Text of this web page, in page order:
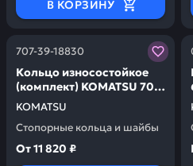
В КОРЗИНУ
707-39-18830
KOMATSU
Кольцо износостойкое
(комплект) KOMATSU 707-
39-18830
Стопорные кольца и шайбы
Заказывая запчасти у нас,
От11 820 ₽